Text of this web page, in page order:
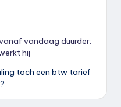
vandaag duurder:
hij
toch een btw tarief